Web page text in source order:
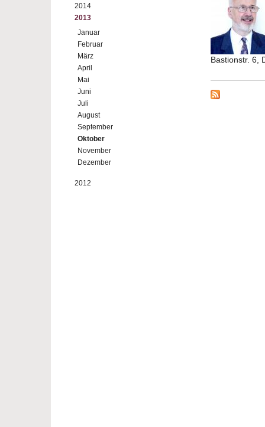
2014
2013
Januar
Februar
März
April
Mai
Juni
Juli
August
September
Oktober
November
Dezember
2012
Bastionstr. 6,